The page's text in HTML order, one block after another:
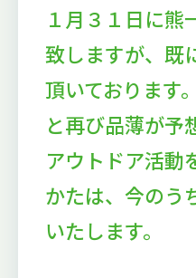
１月３１日に熊
致しますが、既
頂いております
と再び品薄が予
アウトドア活動
かたは、今のう
いたします。